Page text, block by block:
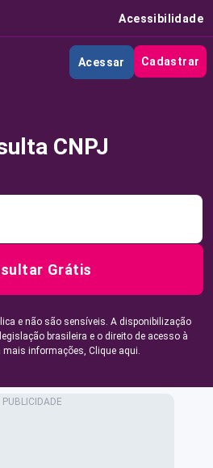
Acessibilidade
Acessar Cadastrar
CNPJ
Grátis
e não são sensíveis. A disponibilização
brasileira e o direito de acesso à
mais informações, Clique aqui.